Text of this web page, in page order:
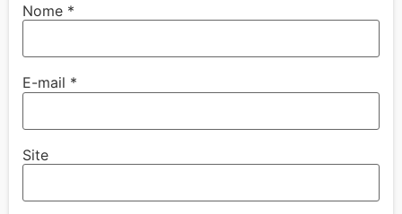
Nome *
E-mail *
Site